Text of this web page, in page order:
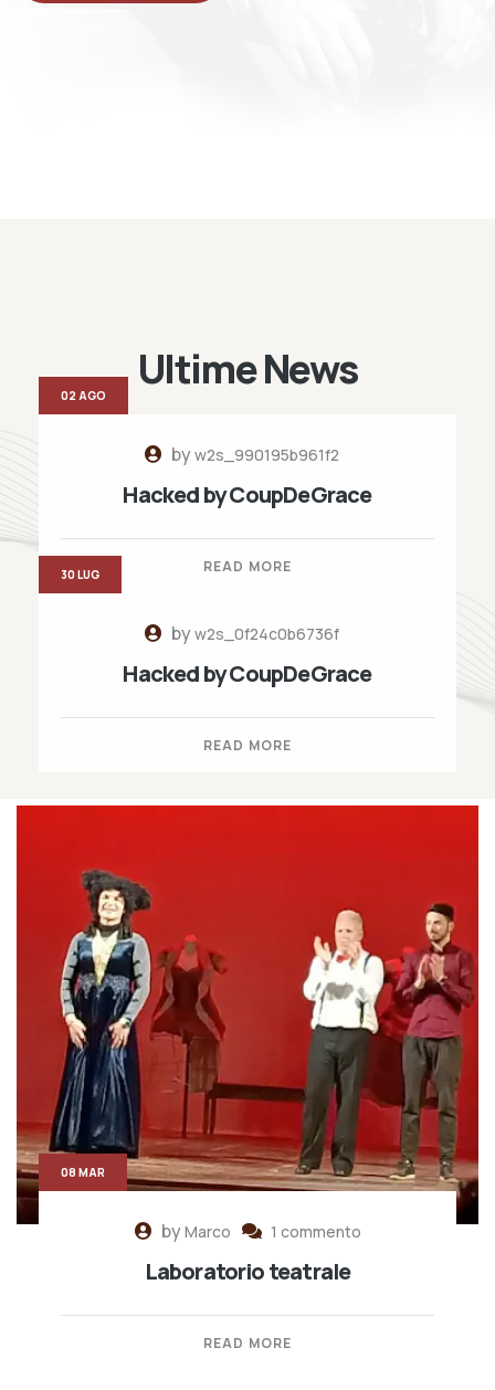
Ultime News
byw2s_990195b961f2
Hacked by CoupDeGrace
READ MORE
02 AGO
byw2s_0f24c0b6736f
Hacked by CoupDeGrace
READ MORE
30 LUG
byMarco 1 commento
Laboratorio teatrale
READ MORE
08 MAR